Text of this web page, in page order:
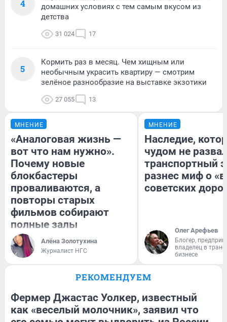
4
домашних условиях с тем самым вкусом из
детства
31 024 17
5
Кормить раз в месяц. Чем хищным или
необычным украсить квартиру — смотрим
зелёное разнообразие на выставке экзотики
27 055 13
МНЕНИЕ
«Аналоговая жизнь —
вот что нам нужно».
Почему новые
блокбастеры
проваливаются, а
повторы старых
фильмов собирают
полные залы
Алёна Золотухина
Журналист НГС
МНЕНИЕ
Наследие,
чудом не
транспортный
разнес миф о
советских
Олег Арефьев
Блогер,
владелец в
бизнесе
РЕКОМЕНДУЕМ
Фермер Джастас Уолкер, известный
как «веселый молочник», заявил что